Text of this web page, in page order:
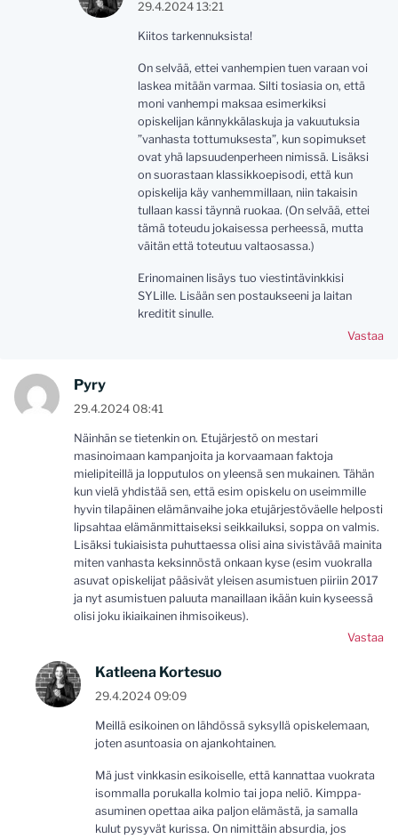
29.4.2024 13:21
Kiitos tarkennuksista!
On selvää, ettei vanhempien tuen varaan voi
laskea mitään varmaa. Silti tosiasia on, että
moni vanhempi maksaa esimerkiksi
opiskelijan kännykkälaskuja ja vakuutuksia
”vanhasta tottumuksesta”, kun sopimukset
ovat yhä lapsuudenperheen nimissä. Lisäksi
on suorastaan klassikkoepisodi, että kun
opiskelija käy vanhemmillaan, niin takaisin
tullaan kassi täynnä ruokaa. (On selvää, ettei
tämä toteudu jokaisessa perheessä, mutta
väitän että toteutuu valtaosassa.)
Erinomainen lisäys tuo viestintävinkkisi
SYLille. Lisään sen postaukseeni ja laitan
kreditit sinulle.
Vastaa
Pyry
29.4.2024 08:41
Näinhän se tietenkin on. Etujärjestö on mestari
masinoimaan kampanjoita ja korvaamaan faktoja
mielipiteillä ja lopputulos on yleensä sen mukainen. Tähän
kun vielä yhdistää sen, että esim opiskelu on useimmille
hyvin tilapäinen elämänvaihe joka etujärjestöväelle helposti
lipsahtaa elämänmittaiseksi seikkailuksi, soppa on valmis.
Lisäksi tukiaisista puhuttaessa olisi aina sivistävää mainita
miten vanhasta keksinnöstä onkaan kyse (esim vuokralla
asuvat opiskelijat pääsivät yleisen asumistuen piiriin 2017
ja nyt asumistuen paluuta manaillaan ikään kuin kyseessä
olisi joku ikiaikainen ihmisoikeus).
Vastaa
Katleena Kortesuo
29.4.2024 09:09
Meillä esikoinen on lähdössä syksyllä opiskelemaan,
joten asuntoasia on ajankohtainen.
Mä just vinkkasin esikoiselle, että kannattaa vuokrata
isommalla porukalla kolmio tai jopa neliö. Kimppa-
asuminen opettaa aika paljon elämästä, ja samalla
kulut pysyvät kurissa. On nimittäin absurdia, jos